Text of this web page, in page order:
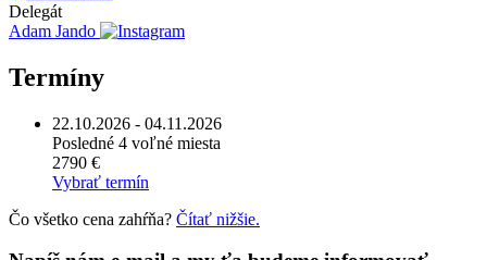
Delegát
Adam Jando
Termíny
22.10.2026 - 04.11.2026
Posledné 4 voľné miesta
2790 €
Vybrať termín
Čo všetko cena zahŕňa? Čítať nižšie.